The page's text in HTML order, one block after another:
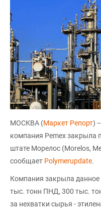
МОСКВА (Маркет Репорт)
компания Pemex закрыла
штате Морелос (Morelos,
сообщает Pоlymerupdate.
Компания закрыла
тыс. тонн ПНД, 300 тыс.
за нехватки сырья -